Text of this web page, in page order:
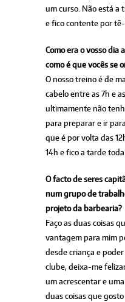
um curso. Não está a
e fico contente por
Como era o vosso dia
como é que vocês se
O nosso treino é de
cabelo entre as 7h e
ultimamente não
para preparar e ir
que é por volta das
14h e fico a tarde
O facto de seres
num grupo de
projeto da barbearia?
Faço as duas coisas
vantagem para mim
desde criança e
clube, deixa-me
um acrescentar e
duas coisas que